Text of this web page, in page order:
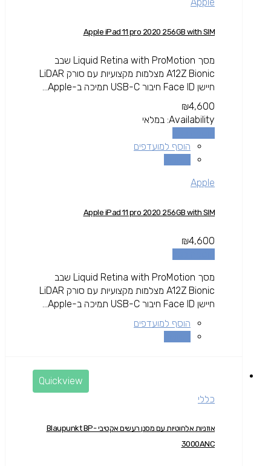
Apple iPad 11 pro 2020 256GB with SIM
מסך Liquid Retina with ProMotion שבב
A12Z Bionic מצלמות מקצועיות עם סורק LiDAR
חיישן Face ID חיבור USB-C תמיכה ב-Apple...
₪4,600
Availability: במלאי
הוסף למועדפים
Apple
Apple iPad 11 pro 2020 256GB with SIM
₪4,600
מסך Liquid Retina with ProMotion שבב
A12Z Bionic מצלמות מקצועיות עם סורק LiDAR
חיישן Face ID חיבור USB-C תמיכה ב-Apple...
הוסף למועדפים
Quickview
כללי
אוזניות אלחוטיות עם מסנן רעשים אקטיבי Blaupunkt BP-
3000ANC